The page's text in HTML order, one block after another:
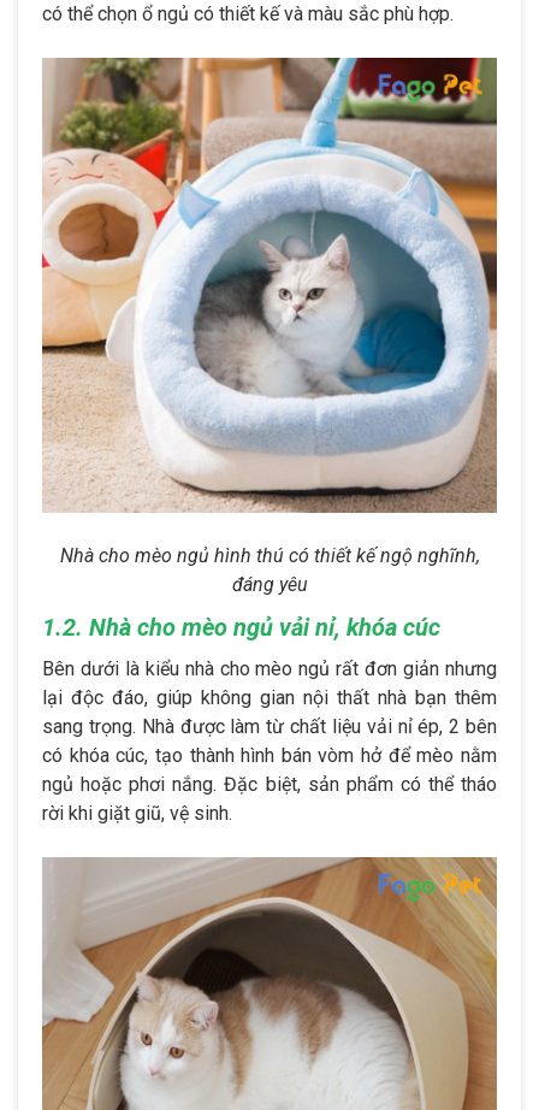
có thể chọn ổ ngủ có thiết kế và màu sắc phù hợp.
Nhà cho mèo ngủ hình thú có thiết kế ngộ nghĩnh,
đáng yêu
1.2. Nhà cho mèo ngủ vải nỉ, khóa cúc
Bên dưới là kiểu nhà cho mèo ngủ rất đơn giản nhưng
lại độc đáo, giúp không gian nội thất nhà bạn thêm
sang trọng. Nhà được làm từ chất liệu vải nỉ ép, 2 bên
có khóa cúc, tạo thành hình bán vòm hở để mèo nằm
ngủ hoặc phơi nắng. Đặc biệt, sản phẩm có thể tháo
rời khi giặt giũ, vệ sinh.